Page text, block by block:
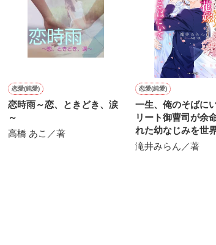
※表紙も作中使用の画像も全てフリー素材です。
※執筆期間2026.6.3〜7.20完結です。
※他サイトさんにて恋愛トレンド1位でした〜良
作
恋愛(純愛)
恋時雨～恋、ときどき、涙
～
高橋 あこ／著
恋愛(純愛)
一生、俺のそばに
リート御曹司が余
れた幼なじみを世
な花嫁にするまで～
滝井みらん／著